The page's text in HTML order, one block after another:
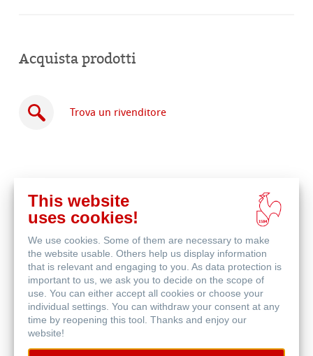
Acquista prodotti
Trova un rivenditore
Acquista
online
This website
uses cookies!
We use cookies. Some of them are necessary to make
the website usable. Others help us display information
that is relevant and engaging to you. As data protection is
important to us, we ask you to decide on the scope of
use. You can either accept all cookies or choose your
individual settings. You can withdraw your consent at any
time by reopening this tool. Thanks and enjoy our
website!